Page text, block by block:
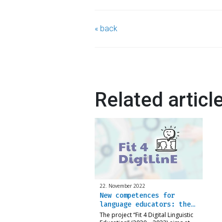
« back
Related
22. November 2022
New competences for
language educators: the…
The project “Fit 4 Digital Linguistic